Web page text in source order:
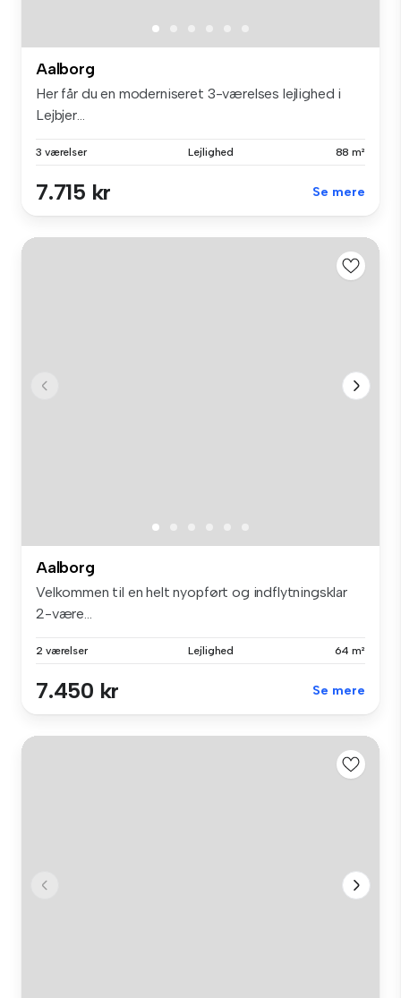
Aalborg
Her får du en moderniseret 3-værelses lejlighed i
Lejbjer...
3 værelser Lejlighed 88 m²
7.715 kr Se mere
Aalborg
Velkommen til en helt nyopført og indflytningsklar
2-være...
2 værelser Lejlighed 64 m²
7.450 kr Se mere